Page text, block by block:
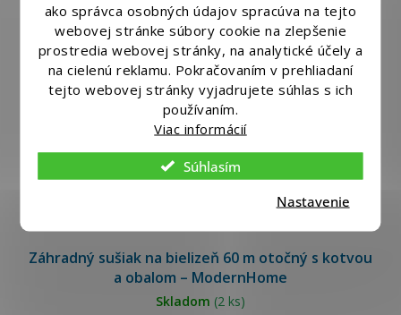
ako správca osobných údajov spracúva na tejto
webovej stránke súbory cookie na zlepšenie
prostredia webovej stránky, na analytické účely a
na cielenú reklamu. Pokračovaním v prehliadaní
tejto webovej stránky vyjadrujete súhlas s ich
používaním.
Viac informácií
Súhlasím
Nastavenie
Záhradný sušiak na bielizeň 60 m otočný s kotvou
a obalom – ModernHome
Skladom (2 ks)